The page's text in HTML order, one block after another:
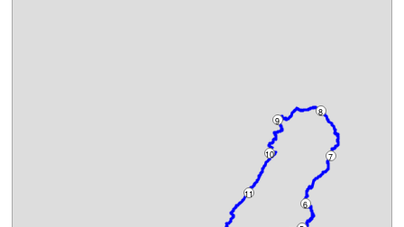
8
6
10 7
9
11